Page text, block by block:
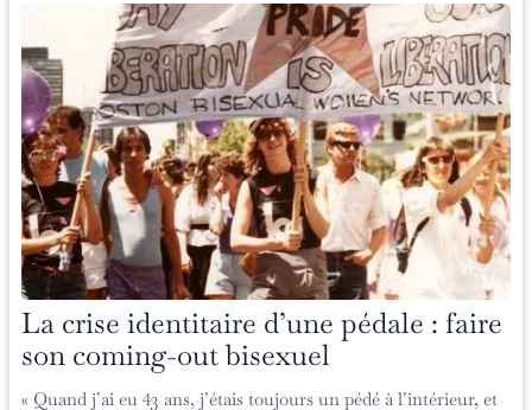
La crise identitaire d’une pédale : faire
son coming-out bisexuel
« Quand j’ai eu 43 ans, j’étais toujours un pédé à l’intérieur, et